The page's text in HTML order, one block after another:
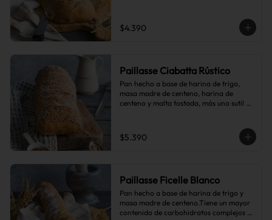
$4.390
Paillasse Ciabatta Rústico
Pan hecho a base de harina de trigo,
masa madre de centeno, harina de
centeno y malta tostada, más una sutil
tostado y frutos secos.
$5.390
Paillasse Ficelle Blanco
Pan hecho a base de harina de trigo y
masa madre de centeno.Tiene un mayor
contenido de carbohidratos complejos